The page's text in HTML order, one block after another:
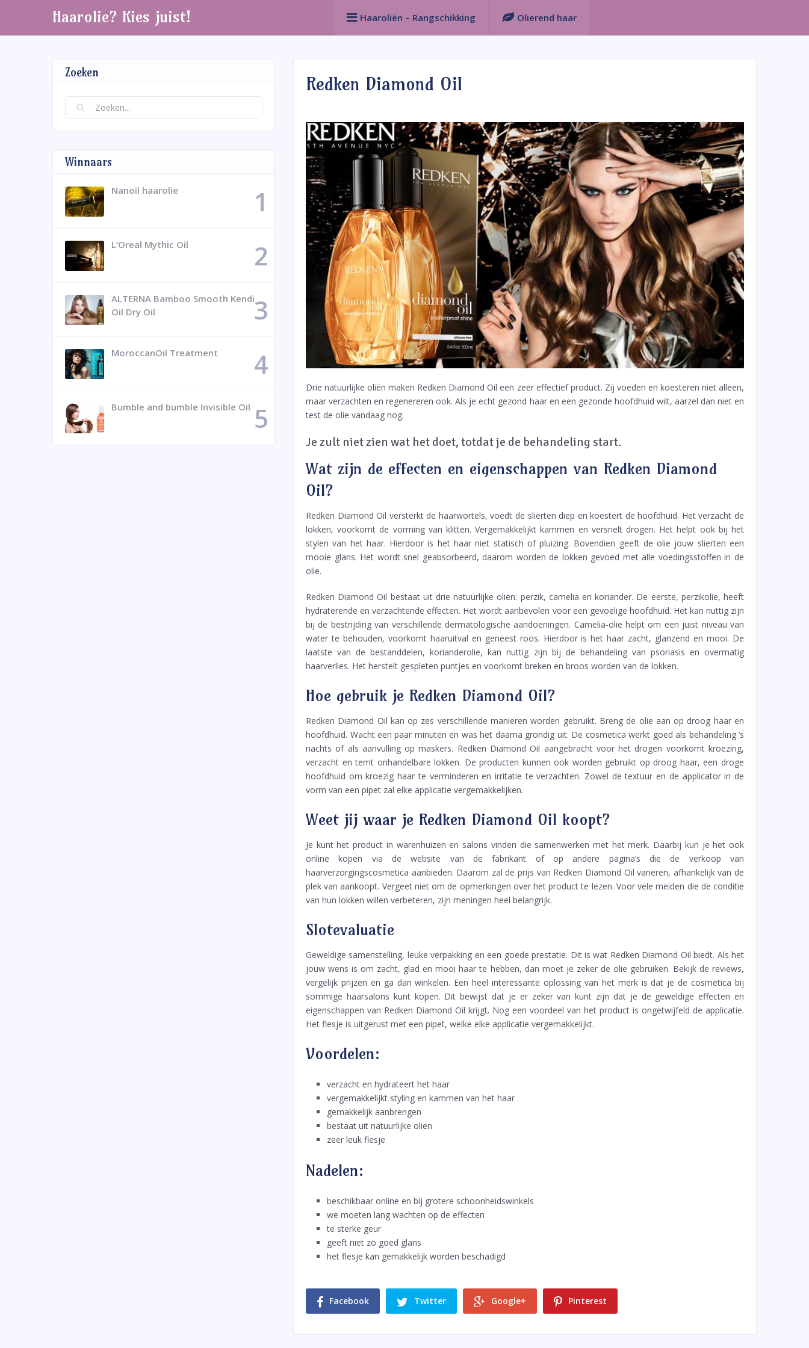
Haaroliën – Rangschikking Olierend haar
Haarolie? Kies juist!
Redken Diamond Oil
Drie natuurlijke oliën maken Redken Diamond Oil een zeer effectief product. Zij voeden en koesteren niet alleen,
maar verzachten en regenereren ook. Als je echt gezond haar en een gezonde hoofdhuid wilt, aarzel dan niet en
test de olie vandaag nog.
Je zult niet zien wat het doet, totdat je de behandeling start.
Wat zijn de effecten en eigenschappen van Redken Diamond
Oil?
Redken Diamond Oil versterkt de haarwortels, voedt de slierten diep en koestert de hoofdhuid. Het verzacht de
lokken, voorkomt de vorming van klitten. Vergemakkelijkt kammen en versnelt drogen. Het helpt ook bij het
stylen van het haar. Hierdoor is het haar niet statisch of pluizing. Bovendien geeft de olie jouw slierten een
mooie glans. Het wordt snel geabsorbeerd, daarom worden de lokken gevoed met alle voedingsstoffen in de
olie.
Redken Diamond Oil bestaat uit drie natuurlijke oliën: perzik, camelia en koriander. De eerste, perzikolie, heeft
hydraterende en verzachtende effecten. Het wordt aanbevolen voor een gevoelige hoofdhuid. Het kan nuttig zijn
bij de bestrijding van verschillende dermatologische aandoeningen. Camelia-olie helpt om een juist niveau van
water te behouden, voorkomt haaruitval en geneest roos. Hierdoor is het haar zacht, glanzend en mooi. De
laatste van de bestanddelen, korianderolie, kan nuttig zijn bij de behandeling van psoriasis en overmatig
haarverlies. Het herstelt gespleten puntjes en voorkomt breken en broos worden van de lokken.
Hoe gebruik je Redken Diamond Oil?
Redken Diamond Oil kan op zes verschillende manieren worden gebruikt. Breng de olie aan op droog haar en
hoofdhuid. Wacht een paar minuten en was het daarna grondig uit. De cosmetica werkt goed als behandeling ’s
nachts of als aanvulling op maskers. Redken Diamond Oil aangebracht voor het drogen voorkomt kroezing,
verzacht en temt onhandelbare lokken. De producten kunnen ook worden gebruikt op droog haar, een droge
hoofdhuid om kroezig haar te verminderen en irritatie te verzachten. Zowel de textuur en de applicator in de
vorm van een pipet zal elke applicatie vergemakkelijken.
Weet jij waar je Redken Diamond Oil koopt?
Je kunt het product in warenhuizen en salons vinden die samenwerken met het merk. Daarbij kun je het ook
online kopen via de website van de fabrikant of op andere pagina’s die de verkoop van
haarverzorgingscosmetica aanbieden. Daarom zal de prijs van Redken Diamond Oil variëren, afhankelijk van de
plek van aankoopt. Vergeet niet om de opmerkingen over het product te lezen. Voor vele meiden die de conditie
van hun lokken willen verbeteren, zijn meningen heel belangrijk.
Slotevaluatie
Geweldige samenstelling, leuke verpakking en een goede prestatie. Dit is wat Redken Diamond Oil biedt. Als het
jouw wens is om zacht, glad en mooi haar te hebben, dan moet je zeker de olie gebruiken. Bekijk de reviews,
vergelijk prijzen en ga dan winkelen. Een heel interessante oplossing van het merk is dat je de cosmetica bij
sommige haarsalons kunt kopen. Dit bewijst dat je er zeker van kunt zijn dat je de geweldige effecten en
eigenschappen van Redken Diamond Oil krijgt. Nog een voordeel van het product is ongetwijfeld de applicatie.
Het flesje is uitgerust met een pipet, welke elke applicatie vergemakkelijkt.
Voordelen:
verzacht en hydrateert het haar
vergemakkelijkt styling en kammen van het haar
gemakkelijk aanbrengen
bestaat uit natuurlijke oliën
zeer leuk flesje
Nadelen:
beschikbaar online en bij grotere schoonheidswinkels
we moeten lang wachten op de effecten
te sterke geur
geeft niet zo goed glans
het flesje kan gemakkelijk worden beschadigd
Facebook Twitter Google+ Pinterest
Zoeken
Winnaars
Nanoil haarolie
L’Oreal Mythic Oil
ALTERNA Bamboo Smooth Kendi
Oil Dry Oil
MoroccanOil Treatment
Bumble and bumble Invisible Oil